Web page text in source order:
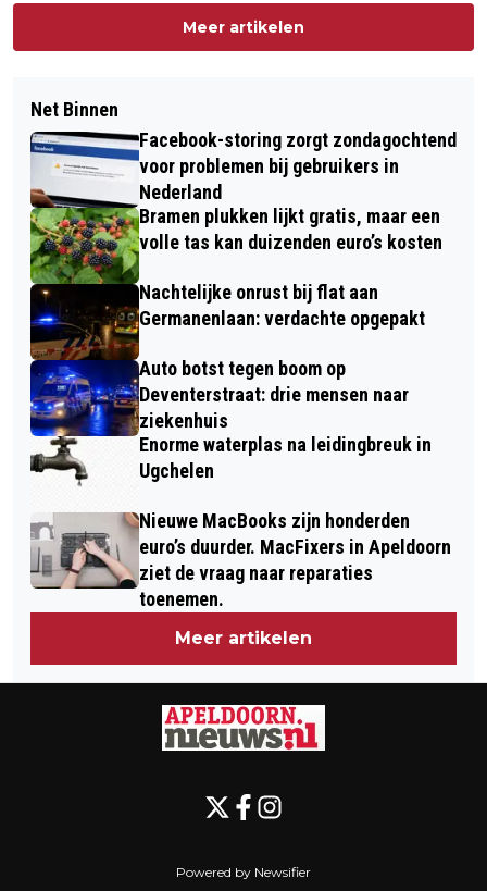
Meer artikelen
Net Binnen
Facebook-storing zorgt zondagochtend
voor problemen bij gebruikers in
Nederland
Bramen plukken lijkt gratis, maar een
volle tas kan duizenden euro’s kosten
Nachtelijke onrust bij flat aan
Germanenlaan: verdachte opgepakt
Auto botst tegen boom op
Deventerstraat: drie mensen naar
ziekenhuis
Enorme waterplas na leidingbreuk in
Ugchelen
Nieuwe MacBooks zijn honderden
euro’s duurder. MacFixers in Apeldoorn
ziet de vraag naar reparaties
toenemen.
Meer artikelen
Powered by Newsifier